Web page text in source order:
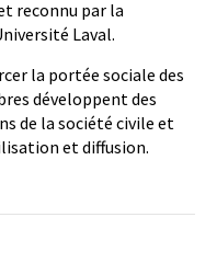
reconnu par la
Laval.
la portée sociale des
développent des
de la société civile et
et diffusion.